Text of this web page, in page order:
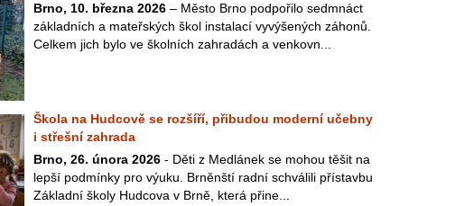
Brno, 10. března 2026 – Město Brno podpořilo sedmnáct
základních a mateřských škol instalací vyvýšených záhonů.
Celkem jich bylo ve školních zahradách a venkovn...
Škola na Hudcově se rozšíří, přibudou moderní učebny
i střešní zahrada
Brno, 26. února 2026 - Děti z Medlánek se mohou těšit na
lepší podmínky pro výuku. Brněnští radní schválili přístavbu
Základní školy Hudcova v Brně, která přine...